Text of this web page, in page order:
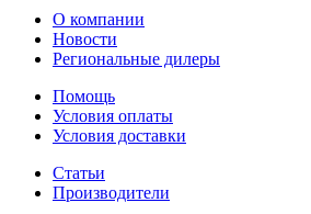
О компании
Новости
Региональные дилеры
Помощь
Условия оплаты
Условия доставки
Статьи
Производители